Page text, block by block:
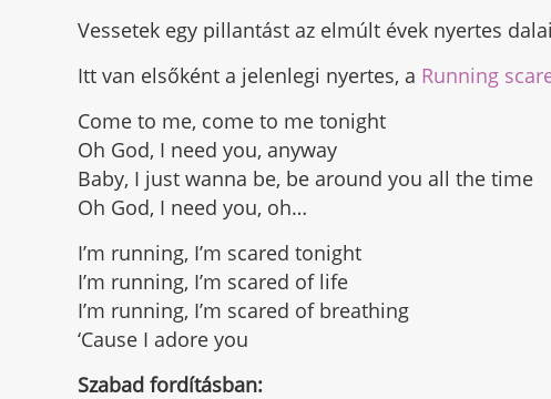
Vessetek egy pillantást az elmúlt évek nyertes
Itt van elsőként a jelenlegi nyertes, a Running
Come to me, come to me tonight
Oh God, I need you, anyway
Baby, I just wanna be, be around you all the time
Oh God, I need you, oh…
I’m running, I’m scared tonight
I’m running, I’m scared of life
I’m running, I’m scared of breathing
‘Cause I adore you
Szabad fordításban: